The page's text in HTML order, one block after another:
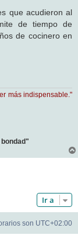
que acudieron al
de tiempo de
de cocinero en
más indispensable."
Ir a
son UTC+02:00